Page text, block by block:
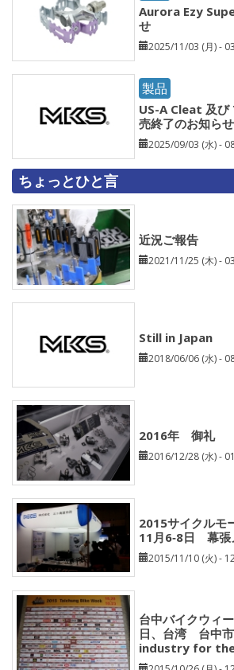
Aurora Ezy
せ
2025/11/03 (月) -
製品
US-A Cleat 及
売終了のお知らせ
2025/09/03 (水) -
ちょっとひと言
近況ご報告
2021/11/25 (木) -
Still in Japan
2018/06/06 (水) -
2016年 御礼
2016/12/28 (水) -
2015サイクルモ
11月6‐8日 幕張
2015/11/10 (火) -
台中バイクウィ
日、台湾 台中
industry for